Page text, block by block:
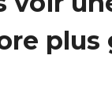
plus